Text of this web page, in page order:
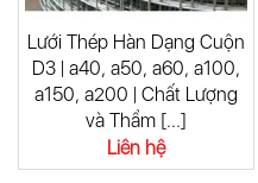
Lưới Thép Hàn Dạng Cuộn
D3 | a40, a50, a60, a100,
a150, a200 | Chất Lượng
và Thẩm [...]
Liên hệ